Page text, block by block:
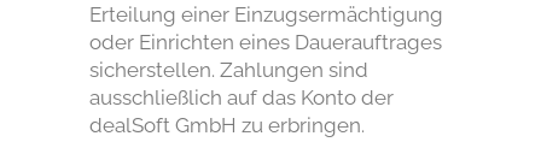
Erteilung einer Einzugsermächtigung
oder Einrichten eines Dauerauftrages
sicherstellen. Zahlungen sind
ausschließlich auf das Konto der
dealSoft GmbH zu erbringen.